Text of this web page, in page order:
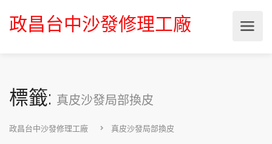
政昌台中沙發修理工廠
標籤: 真皮沙發局部換皮
政昌台中沙發修理工廠 真皮沙發局部換皮